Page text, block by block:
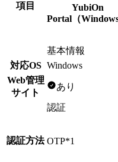
項目
YubiOn
Portal（Windows
基本情報
対応OS Windows
Web管理
サイト
あり
認証
認証方法 OTP*1